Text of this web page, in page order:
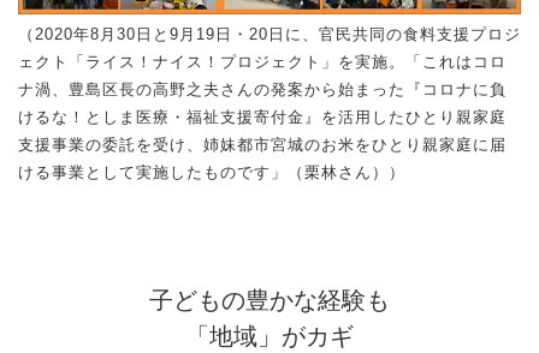
（2020年8月30日と9月19日・20日に、官民共同の食料支援プロジ
ェクト「ライス！ナイス！プロジェクト」を実施。「これはコロ
ナ渦、豊島区長の高野之夫さんの発案から始まった『コロナに負
けるな！としま医療・福祉支援寄付金』を活用したひとり親家庭
支援事業の委託を受け、姉妹都市宮城のお米をひとり親家庭に届
ける事業として実施したものです」（栗林さん））
子どもの豊かな経験も
「地域」がカギ